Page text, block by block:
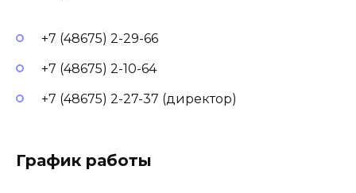
+7 (48675) 2-29-66
+7 (48675) 2-10-64
+7 (48675) 2-27-37 (директор)
График работы